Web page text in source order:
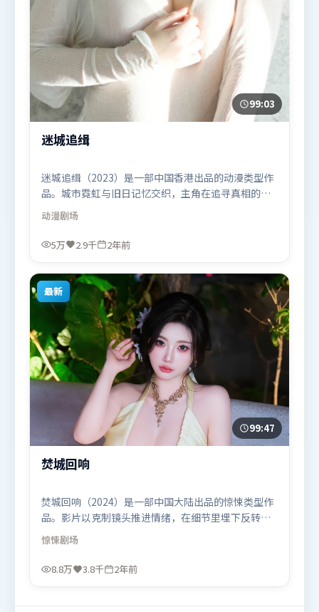
99:03
迷城追缉
迷城追缉（2023）是一部中国香港出品的动漫类型作
品。城市霓虹与旧日记忆交织，主角在追寻真相的路
上不断付出代价。叙事线索多线并进，最终在关键节
点收束。由贾樟柯执导，阿米尔·汗、全智贤、赵丽
颖，梁朝伟等联袂出演。影片于2023年9月23日（中
观众观看。
动漫剧场
5万 2.9千 2年前
最新
99:47
焚城回响
焚城回响（2024）是一部中国大陆出品的惊悚类型作
品。影片以克制镜头推进情绪，在细节里埋下反转，
直至最后一刻才揭开谜底。群像刻画各有弧光，配角
亦承担叙事推进功能。由许鞍华执导，梁朝伟、朱一
龙、沈腾，雷佳音、肖战等联袂出演。影片于2024年
惊悚剧场
8.8万 3.8千 2年前